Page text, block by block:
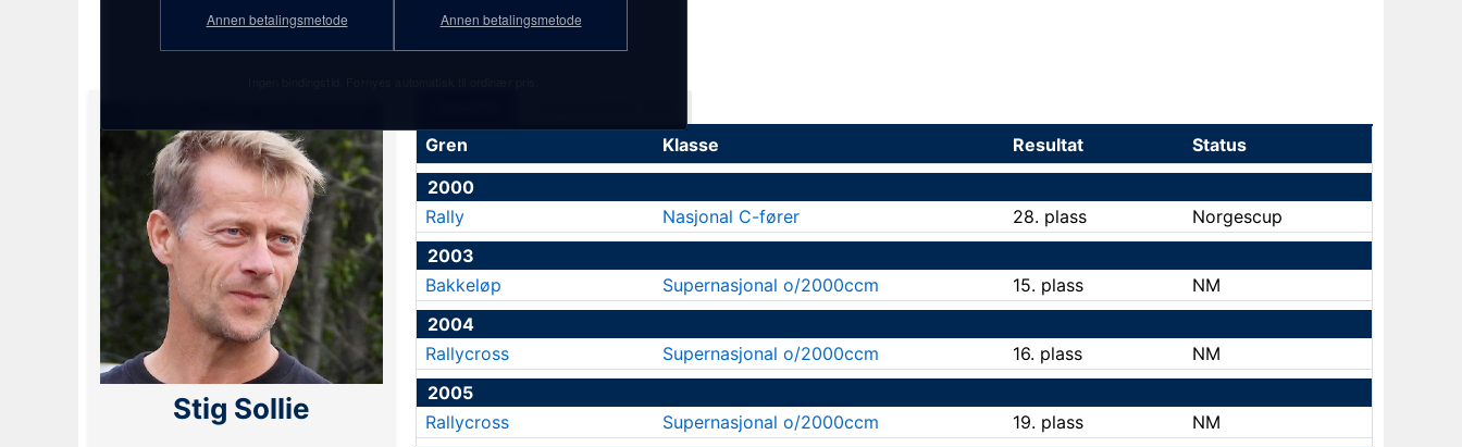
Annen betalingsmetode Annen betalingsmetode
Stig Sollie
Gren Klasse Resultat
Status
2000
Rally
Nasjonal C-fører 28. plass
Norgescup
2003
Bakkeløp
Supernasjonal o/2000ccm 15. plass
NM
2004
Rallycross
Supernasjonal o/2000ccm 16. plass
NM
2005
Rallycross
Supernasjonal o/2000ccm 19. plass
NM